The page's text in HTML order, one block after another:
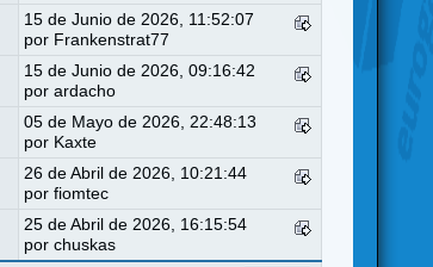
15 de Junio de 2026, 11:52:07
por Frankenstrat77
15 de Junio de 2026, 09:16:42
porardacho
05 de Mayo de 2026, 22:48:13
por Kaxte
26 de Abril de 2026, 10:21:44
porfiomtec
25 de Abril de 2026, 16:15:54
porchuskas